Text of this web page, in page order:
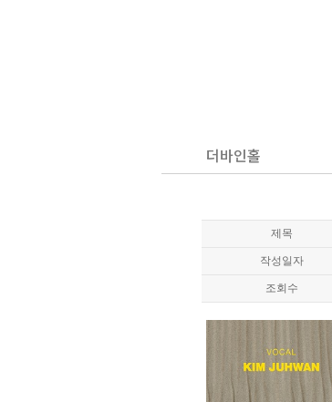
더바인홀
제목
작성일자
조회수